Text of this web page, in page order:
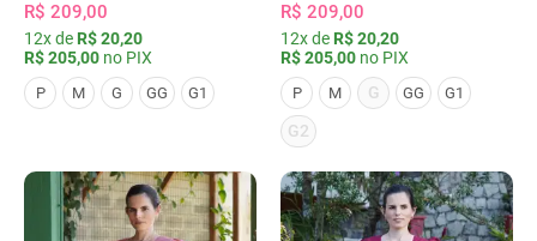
R$ 209,00
12x de R$ 20,20
R$ 205,00 no PIX
P M G GG G1
R$ 209,00
12x de R$ 20,20
R$ 205,00 no PIX
P M G GG G1
G2